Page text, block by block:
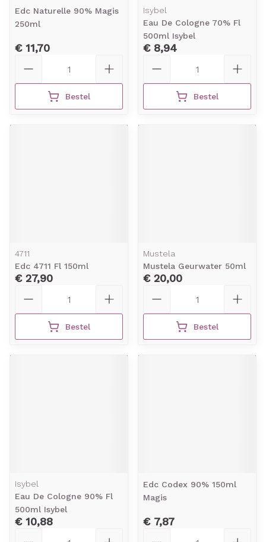
Edc Naturelle 90% Magis
250ml
€ 11,70
Bestel
Isybel
Eau De Cologne 70% Fl
500ml Isybel
€ 8,94
Bestel
4711
Edc 4711 Fl 150ml
€ 27,90
Bestel
Mustela
Mustela Geurwater 50ml
€ 20,00
Bestel
Isybel
Eau De Cologne 90% Fl
500ml Isybel
€ 10,88
Edc Codex 90% 150ml
Magis
€ 7,87